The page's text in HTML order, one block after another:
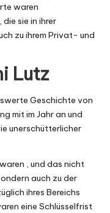
waren
sie in ihrer
zu ihrem Privat- und
Lutz
Geschichte von
mit im Jahr an und
unerschütterlicher
, und das nicht
auch zu der
ihres Bereichs
eine Schlüsselfrist